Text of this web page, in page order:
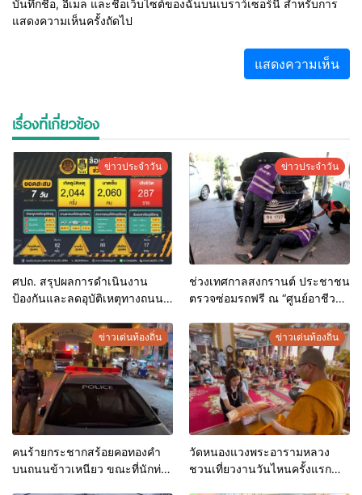
บันทึกชื่อ, อีเมล และชื่อเว็บไซต์ของฉันบนเบราว์เซอร์นี้ สำหรับการ
แสดงความเห็นครั้งถัดไป
เรื่องที่เกี่ยวข้อง
ข่าวประจำวัน
ศปถ. สรุปผลการดำเนินงาน
ป้องกันและลดอุบัติเหตุทางถนน
2,044 ครั้ง ผู้บาดเจ็บรวม 2,060
คน ผู้เสียชีวิต รวม 287
ข่าวประจำวัน
ช่วงเทศกาลสงกรานต์ ประชาชน
ตรวจซ่อมรถฟรี ณ “ศูนย์อาชีวะ
(Fix it Center)” จำนวน 104 จุด
ทั่วประเทศ ระหว่าง 11 – 17 เม.ย
นี้
ข่าวเด่นท้องถิ่น
คนร้ายกระชากสร้อยคอทองคำ
บนถนนข้าวเหนียว ขณะที่นักท่อง
ข่าวเด่นท้องถิ่น
วัดหนองแวงพระอารามหลวง
ชวนเที่ยวงานวันไหนครั้งแรก